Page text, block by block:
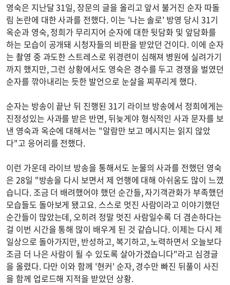
영숙은 지난달 31일, 장문의 글을 올리고 앞서 불거진 순자 따돌
림 논란에 대한 사과를 전했다. 이는 '나는 솔로' 방영 당시 31기
옥순과 영숙, 정희가 무리지어 순자에 대한 뒷담화 및 앞담화를
하는 모습이 공개돼 시청자들의 비판을 받았던 건이다. 이에 순자
는 촬영 중 과도한 스트레스로 위경련이 심해져 병원에 실려가기
까지 했지만, 그런 상황에서도 영숙은 경수를 두고 경쟁을 벌였던
순자를 깎아내리는 듯한 발언으로 눈살을 찌푸리게 했다.
순자는 방송이 끝난 뒤 진행된 31기 라이브 방송에서 정희에게는
진정성있는 사과를 받은 반면, 뒤늦게야 형식적인 사과 문자를 보
낸 영숙과 옥순에 대해서는 "알람만 보고 메시지는 읽지 않았
다"고 응어리를 전했다.
이런 가운데 라이브 방송을 통해서도 눈물의 사과를 전했던 영숙
은 28일 "방송을 다시 보면서 제 언행에 대해 아쉬움도 많이 느꼈
습니다. 조금 더 배려했어야 했던 순간들, 자기객관화가 부족했던
모습들도 돌아보게 됐고요. 스스로 멋진 사람이라고 이야기했던
순간들이 많았는데, 오히려 정말 멋진 사람일수록 더 겸손하다는
걸 이번 시간을 통해 많이 배우게 된 것 같습니다. 이제는 다시 제
일상으로 돌아가지만, 반성하고, 복기하고, 노력하면서 오늘보다
조금 더 나은 사람이 될 수 있도록 살아가겠습니다"라고 심경글
을 올렸다. 다만 이와 함께 '현커' 순자, 경수만 빠진 뒤풀이 사진
을 함께 업로드해 지적을 받았던 상황.